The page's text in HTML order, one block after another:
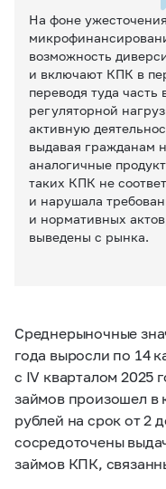
На фоне
возможность
и включают КПК в
переводя туда часть
регуляторной
активную
выдавая гражданам
аналогичные
таких КПК не
и нарушала
и нормативных
выведены с рынка.
Среднерыночные
года выросли по 14
с IV кварталом 2025
займов произошел в
рублей на срок от 2
сосредоточены
займов КПК,